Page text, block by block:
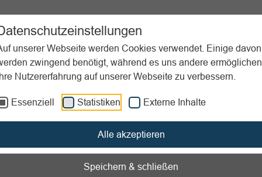
unserer Webseite werden Cookies verwendet. Einige davon
zwingend benötigt, während es uns andere
Nutzererfahrung auf unserer Webseite zu verbessern.
Essenziell Statistiken Externe Inhalte
Alle akzeptieren
Speichern & schließen
Sportpraxis Aktuelles
zum Readspeaker öffnen